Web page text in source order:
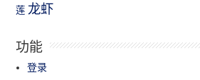
莲 龙虾
功能
登录